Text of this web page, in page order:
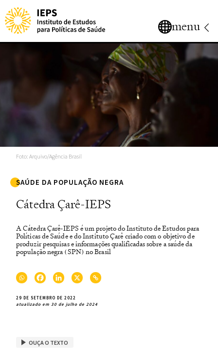
menu
Foto: Arquivo/Agência Brasil
SAÚDE DA POPULAÇÃO NEGRA
Cátedra Çarê-IEPS
A Cátedra Çarê-IEPS é um projeto do Instituto de Estudos para
Políticas de Saúde e do Instituto Çarê criado com o objetivo de
produzir pesquisas e informações qualificadas sobre a saúde da
população negra (SPN) no Brasil
29 DE SETEMBRO DE 2022
atualizado em 30 de julho de 2024
OUÇA O TEXTO